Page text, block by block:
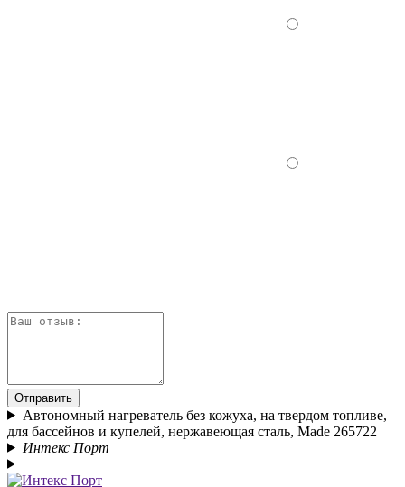
Отправить
Автономный нагреватель без кожуха, на твердом топливе,
для бассейнов и купелей, нержавеющая сталь, Made 265722
Интекс Порт